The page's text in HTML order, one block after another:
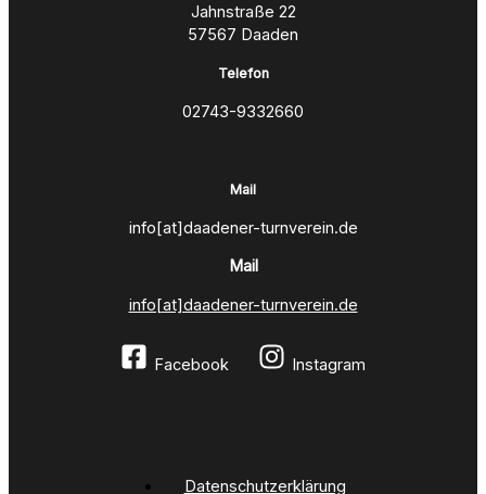
Jahnstraße 22
57567 Daaden
Telefon
02743-9332660
Mail
info[at]daadener-turnverein.de
Mail
info[at]daadener-turnverein.de
Facebook Instagram
Datenschutzerklärung